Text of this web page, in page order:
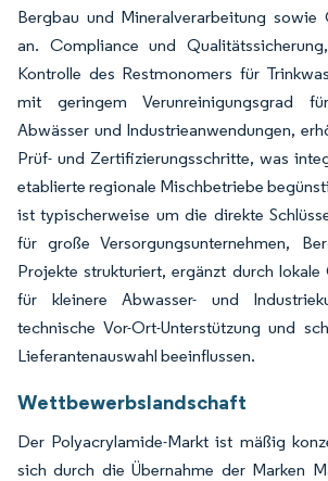
Bergbau und Mineralverarbeitung sowie
an. Compliance und
Kontrolle des Restmonomers für
mit geringem Verunreinigungsgrad
Abwässer und Industrieanwendungen,
Prüf- und Zertifizierungsschritte, was
etablierte regionale Mischbetriebe
ist typischerweise um die direkte
für große Versorgungsunternehmen,
Projekte strukturiert, ergänzt durch lokale
für kleinere Abwasser- und
technische Vor-Ort-Unterstützung und
Lieferantenauswahl beeinflussen.
Wettbewerbslandschaft
Der Polyacrylamide-Markt ist mäßig
sich durch die Übernahme der Marken